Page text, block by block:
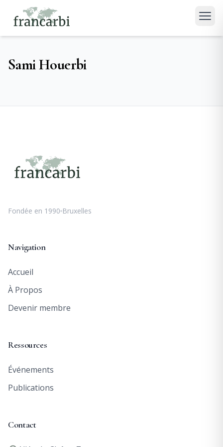
Sami Houerbi
Fondée en 1990 Bruxelles
Navigation
Accueil
À Propos
Devenir membre
Ressources
Événements
Publications
Contact